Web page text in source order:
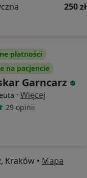
250 zł
płatności
na pacjencie
Garncarz
· Więcej
29 opinii
Kraków • Mapa